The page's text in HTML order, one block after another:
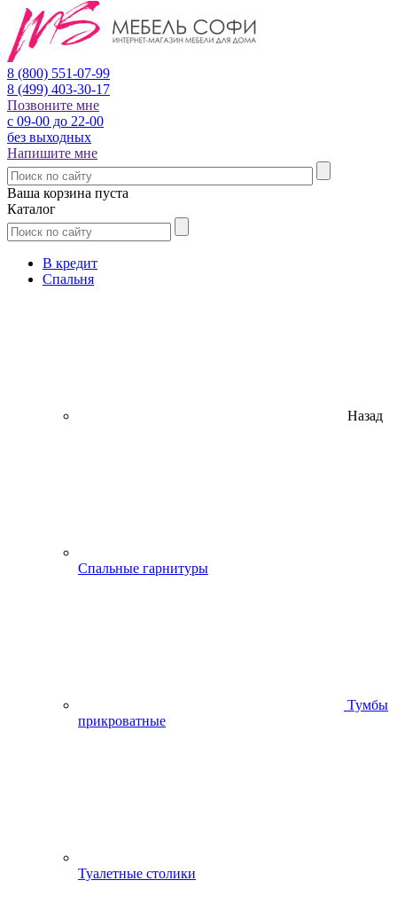
8 (800) 551-07-99
8 (499) 403-30-17
Позвоните мне
с 09-00 до 22-00
без выходных
Напишите мне
Ваша корзина пуста
Каталог
В кредит
Спальня
Назад
Спальные гарнитуры
Тумбы
прикроватные
Туалетные столики